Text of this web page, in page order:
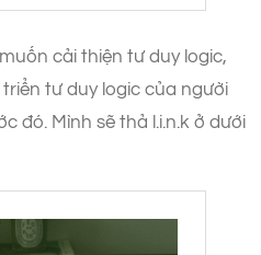
cải thiện tư duy logic,
tư duy logic của người
đó. Mình sẽ thả l.i.n.k ở dưới